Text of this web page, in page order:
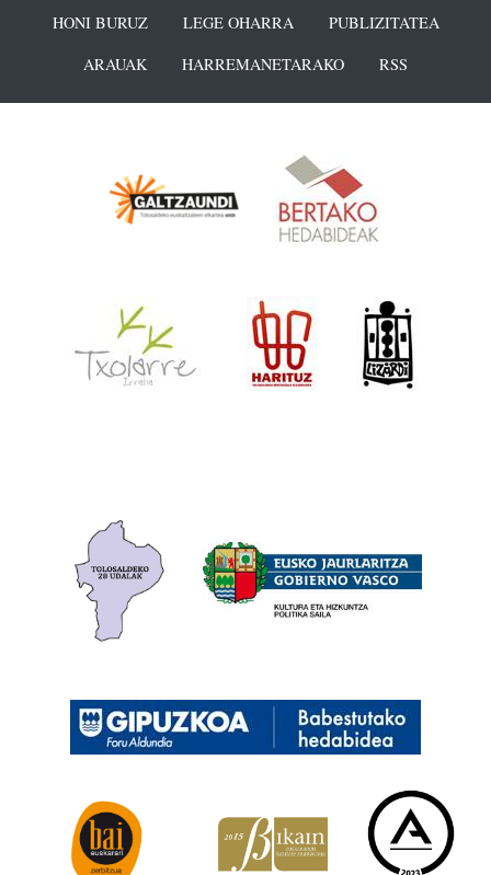
HONI BURUZ LEGE OHARRA
PUBLIZITATEA
ARAUAK
HARREMANETARAKO RSS